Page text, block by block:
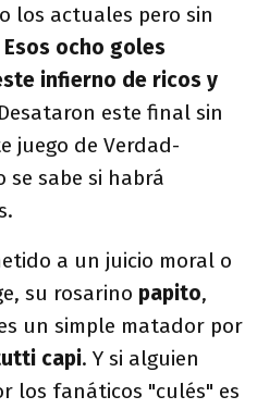
los actuales pero sin
Esos ocho goles
infierno de ricos y
este final sin
juego de Verdad-
se sabe si habrá
a un juicio moral o
su rosarino papito,
un simple matador por
capi. Y si alguien
los fanáticos "culés" es